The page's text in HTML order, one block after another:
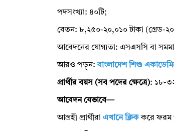
পদসংখ্যা: ৪০টি;
বেতন: ৮,২৫০-২০,০১০ টাকা (গ্রেড-
আবেদনের যোগ্যতা: এসএসসি বা
আরও পড়ুন:বাংলাদেশ শিশু
প্রার্থীর বয়স (সব পদের ক্ষেত্রে): ১৮-
আবেদন যেভাবে—
আগ্রহী প্রার্থীরা এখানে ক্লিককরে ফরম